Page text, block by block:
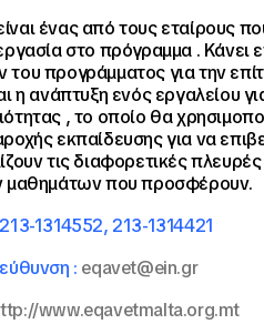
ένας από τους εταίρους
στο πρόγραμμα . Κάνει
προγράμματος για την
η ανάπτυξη ενός εργαλείου
, το οποίο θα
εκπαίδευσης για να
τις διαφορετικές πλευρές
μαθημάτων που προσφέρουν.
1314552, 213-1314421
: eqavet@ein.gr
www.eqavetmalta.org.mt